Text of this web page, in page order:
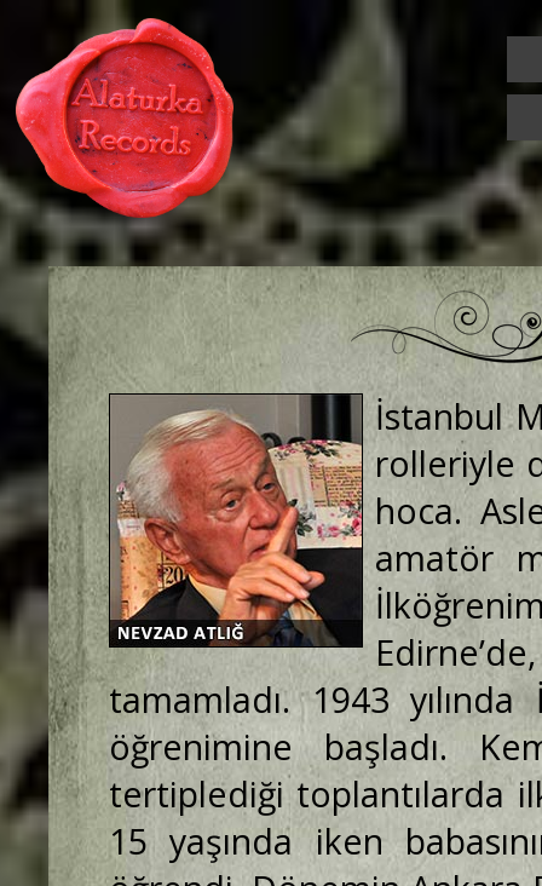
İstanbul
rolleriyle
hoca.
amatör
tamamladı. 1943
öğrenimine başladı.
tertiplediği toplantılarda
15 yaşında iken